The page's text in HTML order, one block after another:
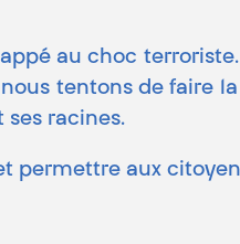
au choc
tentons de faire
racines.
permettre aux